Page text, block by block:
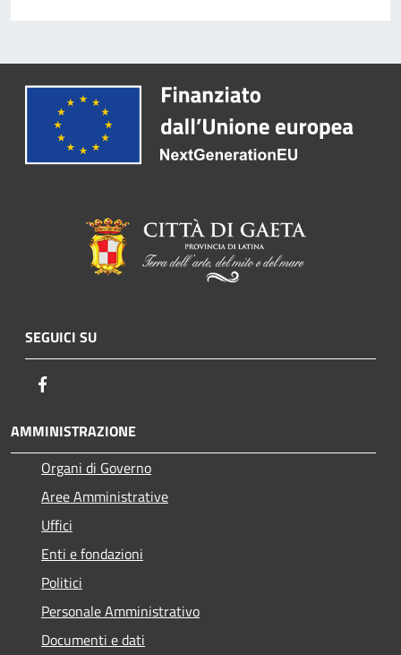
SEGUICI SU
AMMINISTRAZIONE
Organi di Governo
Aree Amministrative
Uffici
Enti e fondazioni
Politici
Personale Amministrativo
Documenti e dati